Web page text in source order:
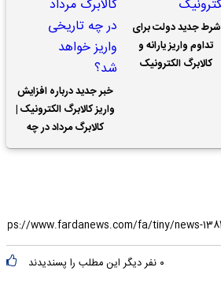
شرط جدید دولت برای
تداوم واریز یارانه و
کالابرگ الکترونیک
خبر جدید درباره افزایش
واریز کالابرگ الکترونیک |
کالابرگ مرداد در چه
تاریخی واریز خواهد شد؟
۰ نفر دیگر این مطلب را پسندیدند